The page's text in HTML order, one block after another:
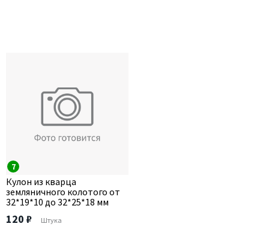
7
Кулон из кварца
земляничного колотого от
32*19*10 до 32*25*18 мм
120 ₽ Штука